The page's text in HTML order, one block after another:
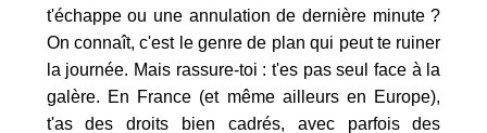
t'échappe ou une annulation de dernière minute ?
On connaît, c'est le genre de plan qui peut te ruiner
la journée. Mais rassure-toi : t'es pas seul face à la
galère. En France (et même ailleurs en Europe),
t'as des droits bien cadrés, avec parfois des